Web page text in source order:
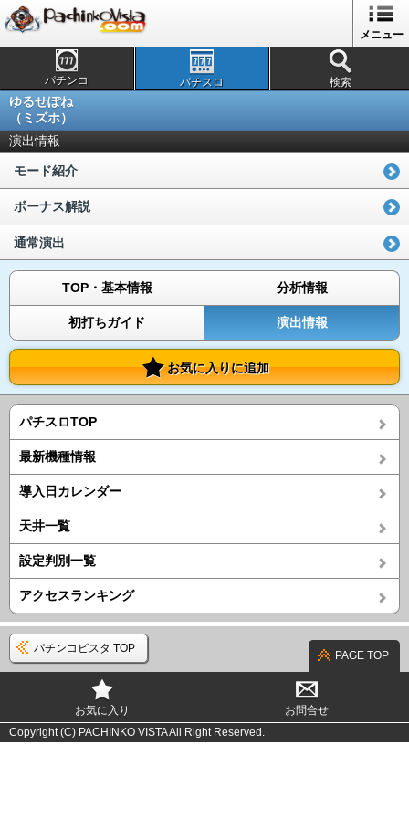
メニュー
パチンコ パチスロ 検索
ゆるせぽね
（ミズホ）
演出情報
モード紹介
ボーナス解説
通常演出
TOP・基本情報 分析情報
初打ちガイド 演出情報
お気に入りに追加
パチスロTOP
最新機種情報
導入日カレンダー
天井一覧
設定判別一覧
アクセスランキング
パチンコビスタ TOP
PAGE TOP
お気に入り
お問合せ
Copyright (C) PACHINKO VISTA All Right Reserved.